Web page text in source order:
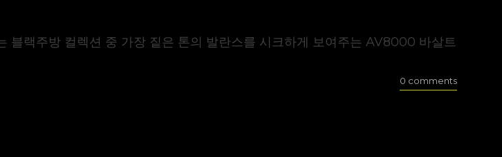
랙주방 컬렉션 중 가장 짙은 톤의 발란스를 시크하게 보여주는 AV8000 바살트
0 comments